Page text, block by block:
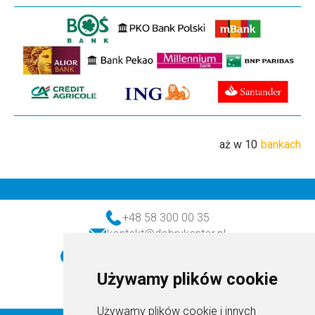
Używamy plików cookie
Używamy plików cookie i innych
aż w 10 bankach
+48 58 300 00 35
kontakt@dobrykantor.pl
obsługa klienta (w dni robocze)
godz. 8:30-16:30